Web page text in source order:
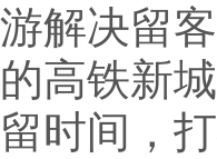
游解决留
的高铁新
留时间，